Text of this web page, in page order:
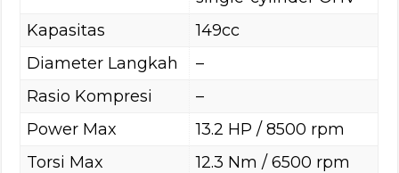
Kapasitas
149cc
Diameter Langkah
–
Rasio Kompresi
–
Power Max
13.2 HP / 8500 rpm
Torsi Max
12.3 Nm / 6500 rpm